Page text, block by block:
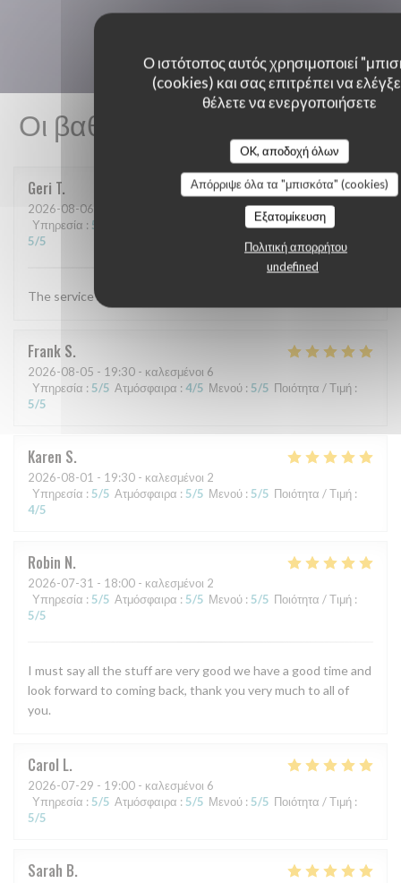
Ο ιστότοπος αυτός χρησιμοποιεί
(cookies) και σας επιτρέπει να
θέλετε να ενεργοποιήσετε
OK, αποδοχή όλων
Απόρριψε όλα τα "μπισκότα" (cookies)
Εξατομίκευση
Πολιτική απορρήτου
undefined
Οι βαθμολογίες πελατών μας
Geri T
2026-08-06
Υπηρεσία : 5 :5/5 Ποιότητα / Τιμή
5/5
The service and food are always excellent
Frank S
2026-08-05 - 19:30 - καλεσμένοι 6
Υπηρεσία : 5/5 Ατμόσφαιρα : 4/5 Μενού : 5/5 Ποιότητα / Τιμή :
5/5
Karen S
2026-08-01 - 19:30 - καλεσμένοι 2
Υπηρεσία : 5/5 Ατμόσφαιρα : 5/5 Μενού : 5/5 Ποιότητα / Τιμή :
4/5
Robin N
2026-07-31 - 18:00 - καλεσμένοι 2
Υπηρεσία : 5/5 Ατμόσφαιρα : 5/5 Μενού : 5/5 Ποιότητα / Τιμή :
5/5
I must say all the stuff are very good we have a good time and
look forward to coming back, thank you very much to all of
you.
Carol L
2026-07-29 - 19:00 - καλεσμένοι 6
Υπηρεσία : 5/5 Ατμόσφαιρα : 5/5 Μενού : 5/5 Ποιότητα / Τιμή :
5/5
Sarah B